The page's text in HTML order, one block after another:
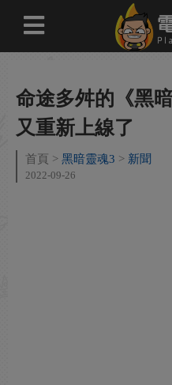
命途多舛的《黑
又重新上線了
首頁 黑暗靈魂3 新聞
2022-09-26